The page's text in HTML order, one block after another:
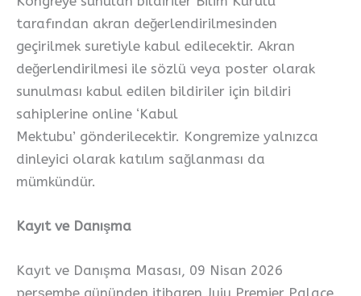
tarafından akran değerlendirilmesinden
geçirilmek suretiyle kabul edilecektir. Akran
değerlendirilmesi ile sözlü veya poster olarak
sunulması kabul edilen bildiriler için bildiri
sahiplerine online ‘Kabul
Mektubu’ gönderilecektir. Kongremize yalnızca
dinleyici olarak katılım sağlanması da
mümkündür.
Kayıt ve Danışma
Kayıt ve Danışma Masası, 09 Nisan 2026